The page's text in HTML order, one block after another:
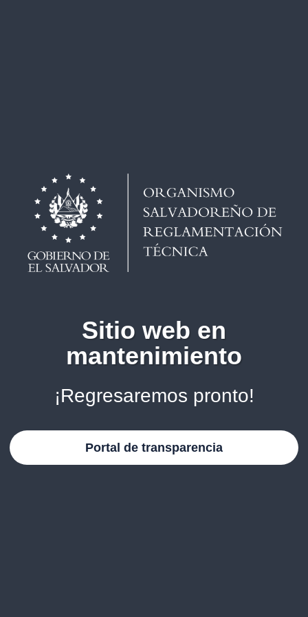
Sitio web en
mantenimiento
¡Regresaremos pronto!
Portal de transparencia